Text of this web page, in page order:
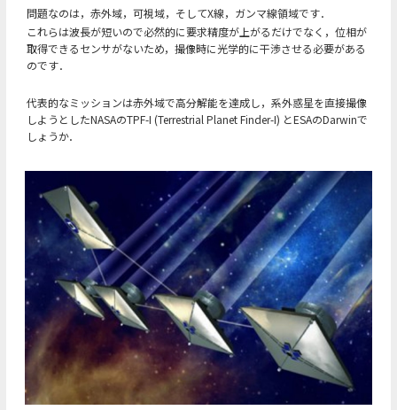
問題なのは，赤外域，可視域，そしてX線，ガンマ線領域です．
これらは波長が短いので必然的に要求精度が上がるだけでなく，位相が
取得できるセンサがないため，撮像時に光学的に干渉させる必要がある
のです．
代表的なミッションは赤外域で高分解能を達成し，系外惑星を直接撮像
しようとしたNASAのTPF-I (Terrestrial Planet Finder-I) とESAのDarwinで
しょうか．